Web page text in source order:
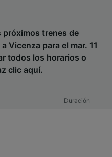
trenes de
Vicenza para el mar. 11
todos los horarios o
clic aquí.
Duración